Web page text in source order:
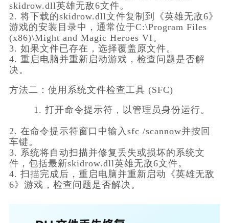
skidrow.dll英雄无敌6文件。
2. 将下载的skidrow.dll文件复制到《英雄无敌6》
游戏的安装目录中，通常位于C:\Program Files
(x86)\Might and Magic Heroes VI。
3. 如果文件已存在，选择覆盖原文件。
4. 重启电脑并重新启动游戏，检查问题是否解
决。
方法二：使用系统文件检查工具 (SFC)
2. 在命令提示符窗口中输入sfc /scannow并按回
车键。
3. 系统将自动扫描并修复丢失或损坏的系统文
件，包括最新skidrow.dll英雄无敌6文件。
4. 扫描完成后，重启电脑并重新启动《英雄无敌
6》游戏，检查问题是否解决。